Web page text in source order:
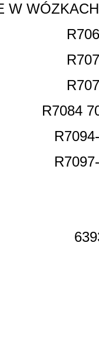
W
R7084